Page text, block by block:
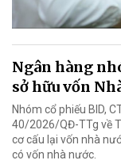
Ngân hàng
sở hữu vốn
Nhóm cổ phiếu BID,
40/2026/QĐ-TTg về
cơ cấu lại vốn nhà
có vốn nhà nước.